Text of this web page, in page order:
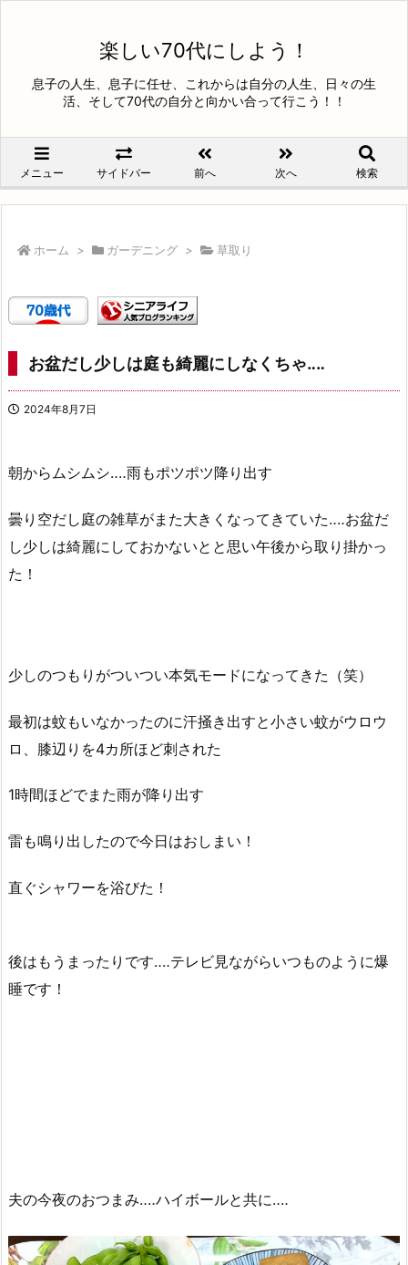
楽しい70代にしよう！
息子の人生、息子に任せ、これからは自分の人生、日々の生
活、そして70代の自分と向かい合って行こう！！
メニュー サイドバー 前へ 次へ 検索
ホーム > ガーデニング > 草取り
お盆だし少しは庭も綺麗にしなくちゃ‥‥
2024年8月7日
朝からムシムシ‥‥雨もポツポツ降り出す
曇り空だし庭の雑草がまた大きくなってきていた‥‥お盆だ
し少しは綺麗にしておかないとと思い午後から取り掛かっ
た！
少しのつもりがついつい本気モードになってきた（笑）
最初は蚊もいなかったのに汗掻き出すと小さい蚊がウロウ
ロ、膝辺りを4カ所ほど刺された
1時間ほどでまた雨が降り出す
雷も鳴り出したので今日はおしまい！
直ぐシャワーを浴びた！
後はもうまったりです‥‥テレビ見ながらいつものように爆
睡です！
夫の今夜のおつまみ‥‥ハイボールと共に‥‥